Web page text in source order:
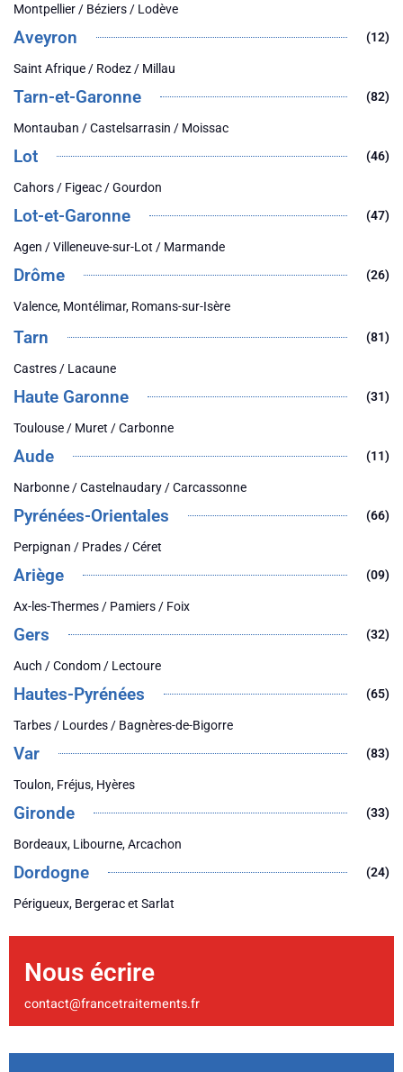
Montpellier / Béziers / Lodève
Aveyron (12)
Saint Afrique / Rodez / Millau
Tarn-et-Garonne (82)
Montauban / Castelsarrasin / Moissac
Lot (46)
Cahors / Figeac / Gourdon
Lot-et-Garonne (47)
Agen / Villeneuve-sur-Lot / Marmande
Drôme (26)
Valence, Montélimar, Romans-sur-Isère
Tarn (81)
Castres / Lacaune
Haute Garonne (31)
Toulouse / Muret / Carbonne
Aude (11)
Narbonne / Castelnaudary / Carcassonne
Pyrénées-Orientales (66)
Perpignan / Prades / Céret
Ariège (09)
Ax-les-Thermes / Pamiers / Foix
Gers (32)
Auch / Condom / Lectoure
Hautes-Pyrénées (65)
Tarbes / Lourdes / Bagnères-de-Bigorre
Var (83)
Toulon, Fréjus, Hyères
Gironde (33)
Bordeaux, Libourne, Arcachon
Dordogne (24)
Périgueux, Bergerac et Sarlat
Nous écrire
contact@francetraitements.fr